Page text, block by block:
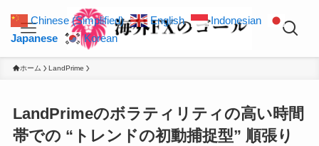
ホーム LandPrime
LandPrimeのボラティリティの高い時間
帯での “トレンドの初動捕捉型” 順張り
Chinese (Simplified) English
Indonesian
Japanese
Korean